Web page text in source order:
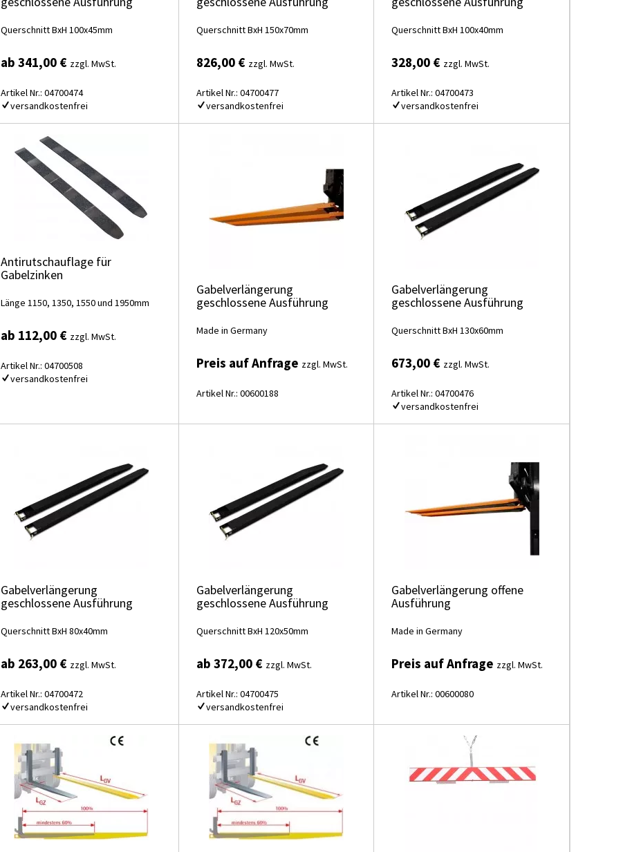
Querschnitt BxH 100x45mm
ab 341,00 € zzgl. MwSt.
Artikel Nr.: 04700474
versandkostenfrei
Querschnitt BxH 150x70mm
826,00 € zzgl. MwSt.
Artikel Nr.: 04700477
versandkostenfrei
Querschnitt BxH 100x40mm
328,00 € zzgl. MwSt.
Artikel Nr.: 04700473
versandkostenfrei
Antirutschauflage für
Gabelzinken
Länge 1150, 1350, 1550 und 1950mm
ab 112,00 € zzgl. MwSt.
Artikel Nr.: 04700508
versandkostenfrei
Gabelverlängerung
geschlossene Ausführung
Made in Germany
Preis auf Anfrage zzgl. MwSt.
Artikel Nr.: 00600188
Gabelverlängerung
geschlossene Ausführung
Querschnitt BxH 130x60mm
673,00 € zzgl. MwSt.
Artikel Nr.: 04700476
versandkostenfrei
Gabelverlängerung
geschlossene Ausführung
Querschnitt BxH 80x40mm
ab 263,00 € zzgl. MwSt.
Artikel Nr.: 04700472
versandkostenfrei
Gabelverlängerung
geschlossene Ausführung
Querschnitt BxH 120x50mm
ab 372,00 € zzgl. MwSt.
Artikel Nr.: 04700475
versandkostenfrei
Gabelverlängerung offene
Ausführung
Made in Germany
Preis auf Anfrage zzgl. MwSt.
Artikel Nr.: 00600080